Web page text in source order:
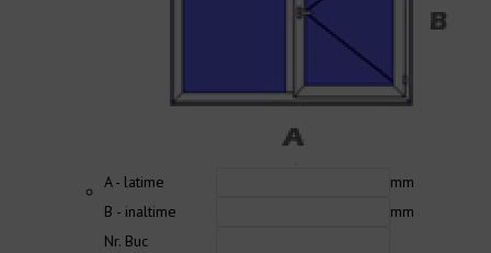
A - latime
mm
B - inaltime
mm
Nr. Buc